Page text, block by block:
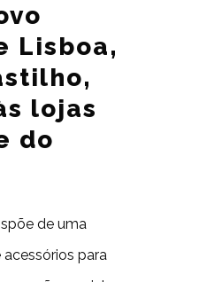
Lisboa,
lojas
do
de uma
para